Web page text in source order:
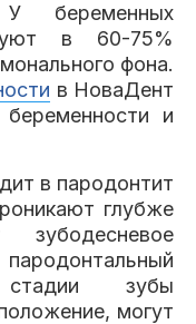
У беременных
в 60-75%
фона.
в НоваДент
и
в пародонтит
глубже
зубы
могут